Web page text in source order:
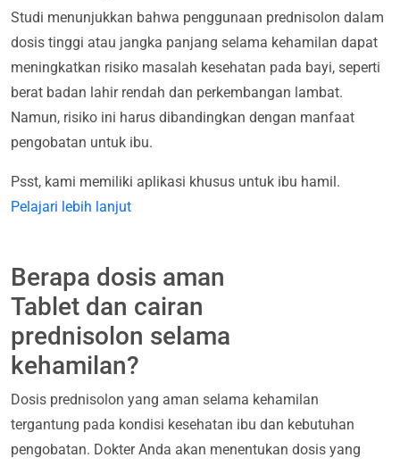
Studi menunjukkan bahwa penggunaan prednisolon dalam
dosis tinggi atau jangka panjang selama kehamilan dapat
meningkatkan risiko masalah kesehatan pada bayi, seperti
berat badan lahir rendah dan perkembangan lambat.
Namun, risiko ini harus dibandingkan dengan manfaat
pengobatan untuk ibu.
Psst, kami memiliki aplikasi khusus untuk ibu hamil.
Pelajari lebih lanjut
Berapa dosis aman
Tablet dan cairan
prednisolon selama
kehamilan?
Dosis prednisolon yang aman selama kehamilan
tergantung pada kondisi kesehatan ibu dan kebutuhan
pengobatan. Dokter Anda akan menentukan dosis yang